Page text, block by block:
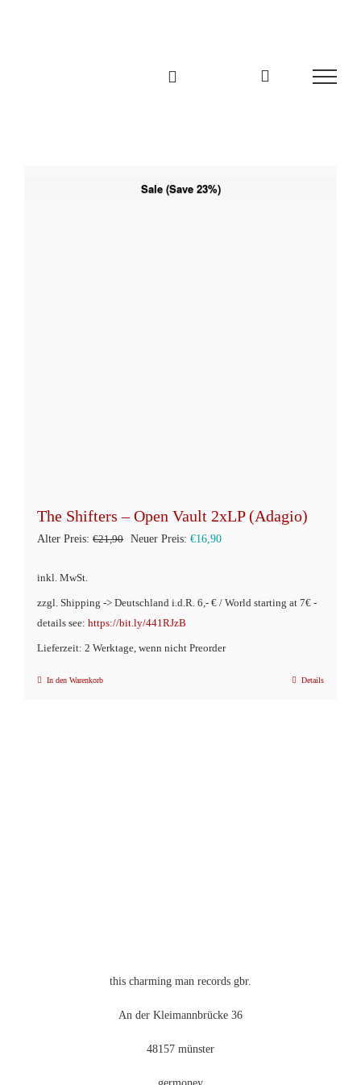
Sale (Save 23%)
The Shifters – Open Vault 2xLP (Adagio)
Alter Preis: €21,90 Ursprünglicher
€21,90
Neuer Preis: €16,90Aktueller
€16,90.
inkl. MwSt.
zzgl. Shipping -> Deutschland i.d.R. 6,- € / World starting at 7€ -
details see: https://bit.ly/441RJzB
Lieferzeit: 2 Werktage, wenn nicht Preorder
In den Warenkorb Details
this charming man records gbr.
An der Kleimannbrücke 36
48157 münster